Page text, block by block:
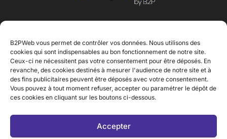
B2PWeb vous permet de contrôler vos données. Nous utilisons des
cookies qui sont indispensables au bon fonctionnement de notre site.
Ceux-ci ne nécessitent pas votre consentement pour être déposés. En
revanche, des cookies destinés à mesurer l'audience de notre site et à
des fins publicitaires peuvent être déposés avec votre consentement.
Vous pouvez à tout moment refuser, accepter ou paramétrer le dépôt de
ces cookies en cliquant sur les boutons ci-dessous.
Accepter
Mentions légales
Politique de protection des données personnelles
Contact